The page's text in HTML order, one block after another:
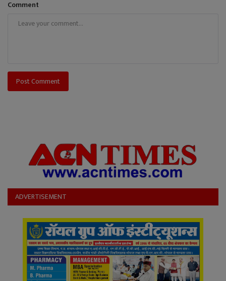
Comment
Post Comment
ADVERTISEMENT